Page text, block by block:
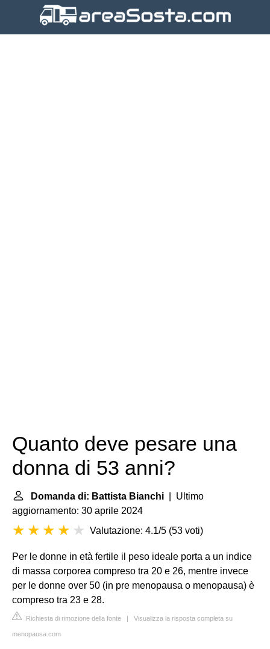
Quanto deve pesare una
donna di 53 anni?
Domanda di: Battista Bianchi | Ultimo
aggiornamento: 30 aprile 2024
Valutazione: 4.1/5 (53 voti)
Per le donne in età fertile il peso ideale porta a un indice
di massa corporea compreso tra 20 e 26, mentre invece
per le donne over 50 (in pre menopausa o menopausa) è
compreso tra 23 e 28.
Richiesta di rimozione della fonte | Visualizza la risposta completa su
menopausa.com